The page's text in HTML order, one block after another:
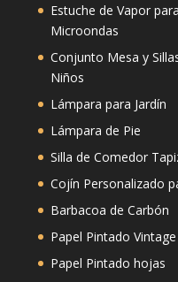
Estuche de Vapor para
Microondas
Conjunto Mesa y
Niños
Lámpara para Jardín
Lámpara de Pie
Silla de Comedor
Cojín Personalizado
Barbacoa de Carbón
Papel Pintado Vintage
Papel Pintado hojas